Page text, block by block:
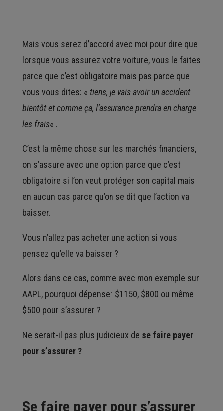
Mais vous serez d’accord avec moi pour dire que
lorsque vous assurez votre voiture, vous le faites
parce que c’est obligatoire mais pas parce que
vous vous dites: « tiens, je vais avoir un accident
bientôt et comme ça, l’assurance prendra en charge
les frais« .
C’est la même chose sur les marchés financiers,
on s’assure avec une option parce que c’est
obligatoire si l’on veut protéger son capital mais
en aucun cas parce qu’on se dit que l’action va
baisser.
Vous n’allez pas acheter une action si vous
pensez qu’elle va baisser ?
Alors dans ce cas, comme avec mon exemple sur
AAPL, pourquoi dépenser $1150, $800 ou même
$500 pour s’assurer ?
Ne serait-il pas plus judicieux de se faire payer
pour s’assurer ?
Se faire payer pour s’assurer